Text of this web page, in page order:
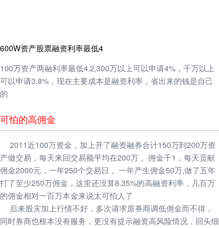
600W资产股票融资利率最低4
100万资产两融利率最低4.2,300万以上可以申请4%，千万以上
可以申请3.8%，现在主要成本是融资利率，省出来的钱是自己
的
可怕的高佣金
2011近100万资金，加上开了融资融券合计150万到200万资
产做交易，每天来回交易额平均在200万， 佣金千1，每天贡献
佣金2000元，一年250个交易日， 一年产生佣金50万,做了五年
打了至少250万佣金，这里还没算8.35%的高融资利率，几百万
的佣金相对一百万本金来说太可怕人了
后来股灾加上行情不好，多次请求原券商调低佣金而不得，
同时券商也根本没有服务，更没有提示融资高风险情况，回头细